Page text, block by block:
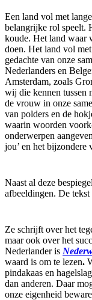
Een land vol met
belangrijke rol speelt.
koude. Het land waar
doen. Het land vol
gedachte van onze
Nederlanders en
Amsterdam, zoals
wij die kennen tussen
de vrouw in onze
van polders en de
waarin woorden
onderwerpen
jou’ en het bijzondere
Naast al deze
afbeeldingen. De
Ze schrijft over het
maar ook over het
Nederlander is
waard is om te lezen.
pindakaas en
dan anderen. Daar
onze eigenheid